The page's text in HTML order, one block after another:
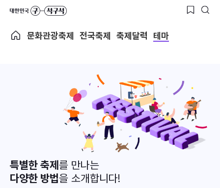
문화관광축제 전국축제 축제달력 테마
특별한 축제를 만나는
다양한 방법을 소개합니다!